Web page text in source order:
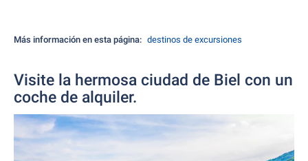
Más información en esta página: destinos de excursiones
Visite la hermosa ciudad de Biel con un
coche de alquiler.